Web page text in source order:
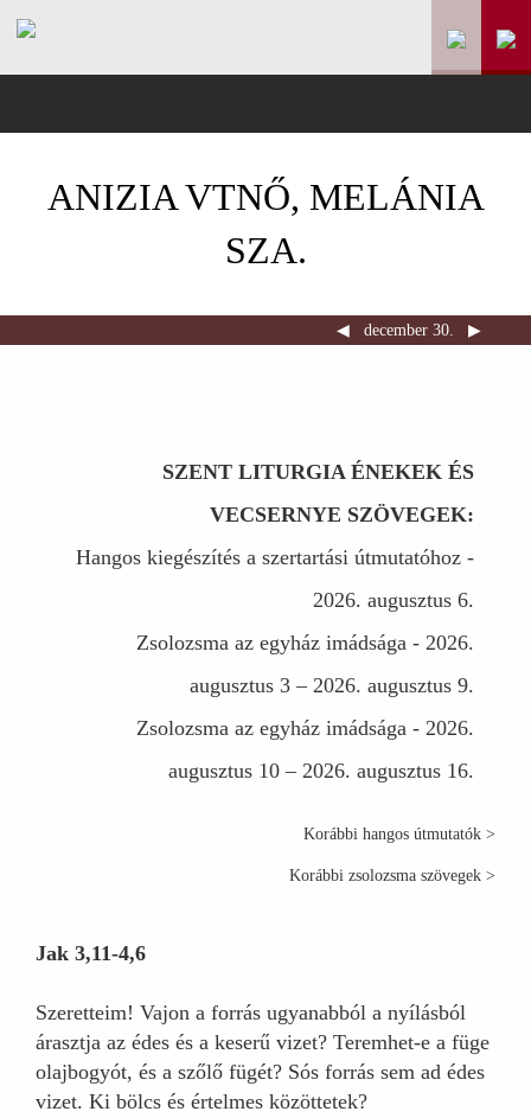
ANIZIA VTNŐ, MELÁNIA
SZA.
◀︎ december 30. ▶︎
SZENT LITURGIA ÉNEKEK ÉS
VECSERNYE SZÖVEGEK:
Hangos kiegészítés a szertartási útmutatóhoz -
2026. augusztus 6.
Zsolozsma az egyház imádsága - 2026.
augusztus 3 – 2026. augusztus 9.
Zsolozsma az egyház imádsága - 2026.
augusztus 10 – 2026. augusztus 16.
Korábbi hangos útmutatók >
Korábbi zsolozsma szövegek >
Jak 3,11-4,6
Szeretteim! Vajon a forrás ugyanabból a nyílásból
árasztja az édes és a keserű vizet? Teremhet-e a füge
olajbogyót, és a szőlő fügét? Sós forrás sem ad édes
vizet. Ki bölcs és értelmes közöttetek?